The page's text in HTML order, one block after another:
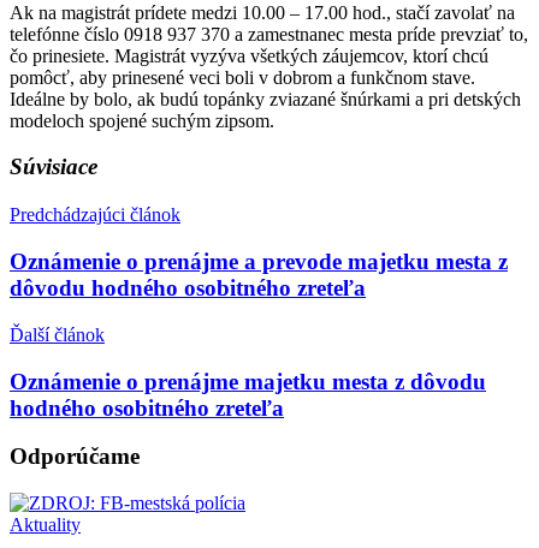
Ak na magistrát prídete medzi 10.00 – 17.00 hod., stačí zavolať na
telefónne číslo 0918 937 370 a zamestnanec mesta príde prevziať to,
čo prinesiete. Magistrát vyzýva všetkých záujemcov, ktorí chcú
pomôcť, aby prinesené veci boli v dobrom a funkčnom stave.
Ideálne by bolo, ak budú topánky zviazané šnúrkami a pri detských
modeloch spojené suchým zipsom.
Súvisiace
Predchádzajúci článok
Oznámenie o prenájme a prevode majetku mesta z
dôvodu hodného osobitného zreteľa
Ďalší článok
Oznámenie o prenájme majetku mesta z dôvodu
hodného osobitného zreteľa
Odporúčame
Aktuality